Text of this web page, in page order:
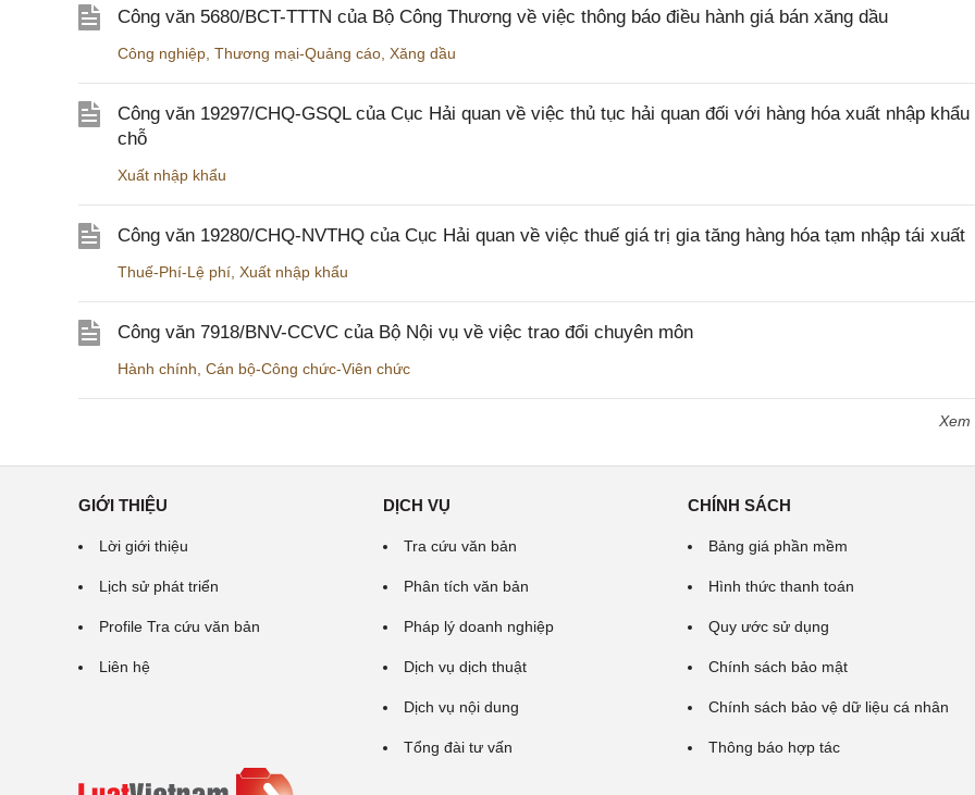
Công văn 5680/BCT-TTTN của Bộ Công Thương về việc thông báo điều hành giá bán xăng dầu
Công nghiệp Thương mại-Quảng cáo Xăng dầu
Công văn 19297/CHQ-GSQL của Cục Hải quan về việc thủ tục hải quan đối với hàng hóa xuất nhập khẩu
chỗ
Xuất nhập khẩu
Công văn 19280/CHQ-NVTHQ của Cục Hải quan về việc thuế giá trị gia tăng hàng hóa tạm nhập tái xuất
Thuế-Phí-Lệ phí Xuất nhập khẩu
Công văn 7918/BNV-CCVC của Bộ Nội vụ về việc trao đổi chuyên môn
Hành chính Cán bộ-Công chức-Viên chức
GIỚI THIỆU
Lời giới thiệu
Lịch sử phát triển
Profile Tra cứu văn bản
Liên hệ
DỊCH VỤ
Tra cứu văn bản
Phân tích văn bản
Pháp lý doanh nghiệp
Dịch vụ dịch thuật
Dịch vụ nội dung
Tổng đài tư vấn
CHÍNH SÁCH
Bảng giá phần mềm
Hình thức thanh toán
Quy ước sử dụng
Chính sách bảo mật
Chính sách bảo vệ dữ liệu cá nhân
Thông báo hợp tác